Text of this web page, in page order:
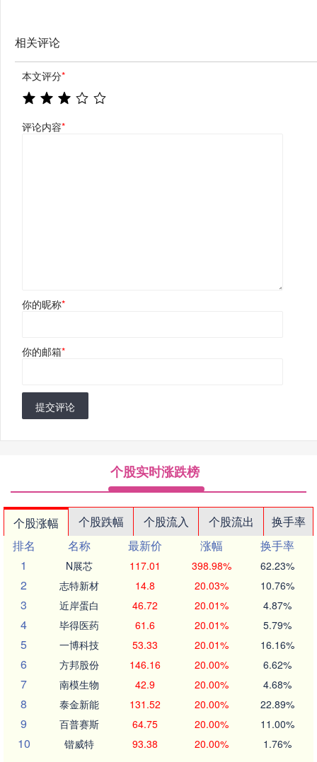
相关评论
本文评分*
评论内容*
你的昵称*
你的邮箱*
提交评论
个股实时涨跌榜
个股涨幅 个股跌幅 个股流入 个股流出
换手率
排名
名称 最新价 涨幅
换手率
1
N展芯 117.01 398.98% 62.23%
2 志特新材 14.8 20.03% 10.76%
3 近岸蛋白 46.72 20.01% 4.87%
4 毕得医药 61.6 20.01% 5.79%
5 一博科技 53.33 20.01% 16.16%
6 方邦股份 146.16 20.00% 6.62%
7 南模生物 42.9 20.00% 4.68%
8 泰金新能 131.52 20.00% 22.89%
9 百普赛斯 64.75 20.00% 11.00%
10 锴威特 93.38 20.00% 1.76%